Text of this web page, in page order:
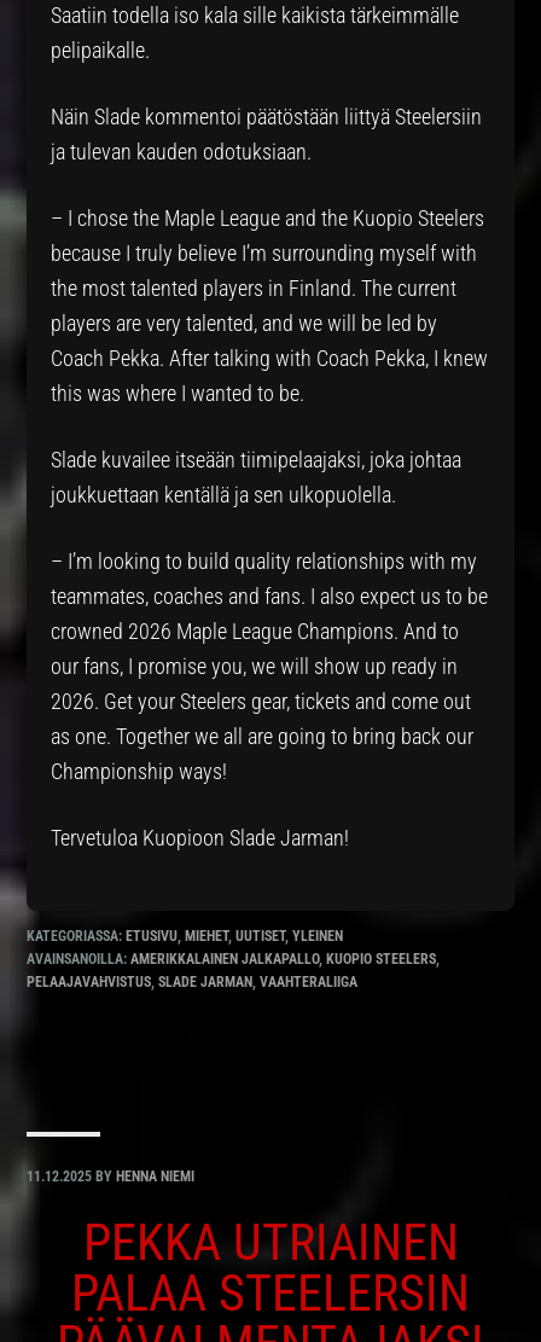
Saatiin todella iso kala sille kaikista tärkeimmälle
pelipaikalle.
Näin Slade kommentoi päätöstään liittyä Steelersiin
ja tulevan kauden odotuksiaan.
– I chose the Maple League and the Kuopio Steelers
because I truly believe I’m surrounding myself with
the most talented players in Finland. The current
players are very talented, and we will be led by
Coach Pekka. After talking with Coach Pekka, I knew
this was where I wanted to be.
Slade kuvailee itseään tiimipelaajaksi, joka johtaa
joukkuettaan kentällä ja sen ulkopuolella.
– I’m looking to build quality relationships with my
teammates, coaches and fans. I also expect us to be
crowned 2026 Maple League Champions. And to
our fans, I promise you, we will show up ready in
2026. Get your Steelers gear, tickets and come out
as one. Together we all are going to bring back our
Championship ways!
Tervetuloa Kuopioon Slade Jarman!
KATEGORIASSA:ETUSIVU,MIEHET,UUTISET,YLEINEN
AVAINSANOILLA:AMERIKKALAINEN JALKAPALLO,KUOPIO STEELERS,
PELAAJAVAHVISTUS,SLADE JARMAN,VAAHTERALIIGA
11.12.2025 BYHENNA NIEMI
PEKKA UTRIAINEN
PALAA STEELERSIN